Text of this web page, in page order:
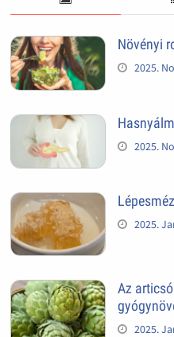
Növényi
2025.
2025.
2025.
Az
2025.